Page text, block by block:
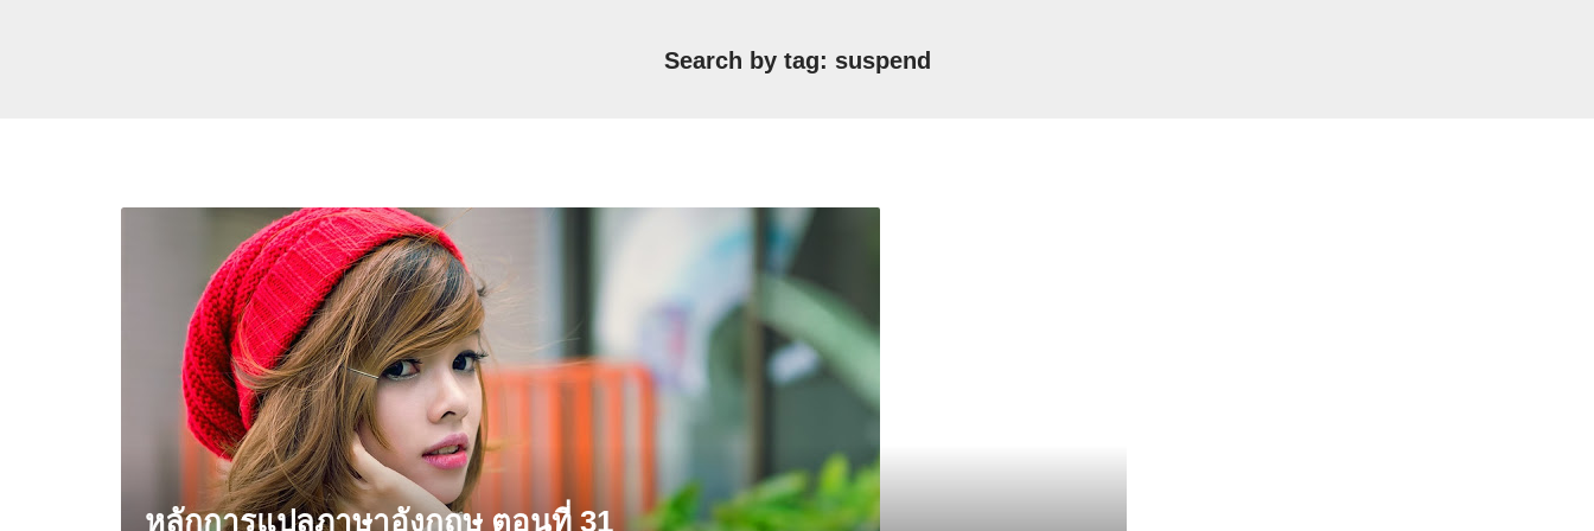
Search by tag: suspend
หลักการแปลภาษาอังกฤษ ตอนที่ 31